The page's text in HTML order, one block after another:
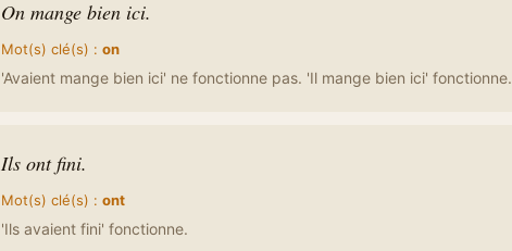
On mange bien ici.
Mot(s) clé(s) : on
'Avaient mange bien ici' ne fonctionne pas. 'Il mange bien ici' fonctionne.
Ils ont fini.
Mot(s) clé(s) : ont
'Ils avaient fini' fonctionne.